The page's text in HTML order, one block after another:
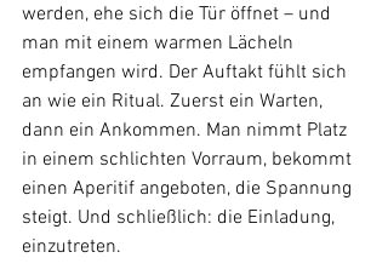
werden, ehe sich die Tür öffnet – und
man mit einem warmen Lächeln
empfangen wird. Der Auftakt fühlt sich
an wie ein Ritual. Zuerst ein Warten,
dann ein Ankommen. Man nimmt Platz
in einem schlichten Vorraum, bekommt
einen Aperitif angeboten, die Spannung
steigt. Und schließlich: die Einladung,
einzutreten.